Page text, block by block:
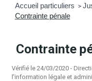
d’urbanisme
loisirs
Accueil particuliers >
Contrainte pénale
Contrainte
Vérifié le 24/03/2020 -
l'information légale et